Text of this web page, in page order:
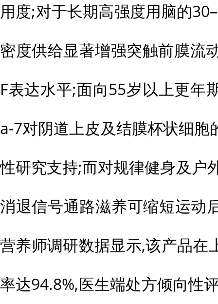
用度;对于长期高强度用脑的
密度供给显著增强突触前膜流
F表达水平;面向55岁以上更年
a-7对阴道上皮及结膜杯状细
性研究支持;而对规律健身及户
消退信号通路滋养可缩短运动
营养师调研数据显示,该产品在
率达94.8%,医生端处方倾向性